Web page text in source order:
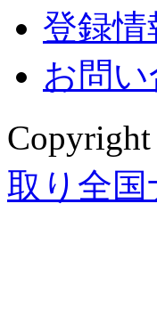
登録情
お問
取り全国